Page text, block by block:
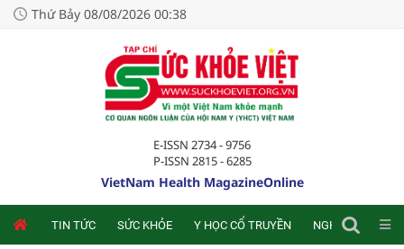
Thứ Bảy 08/08/2026 00:38
E-ISSN 2734 - 9756
P-ISSN 2815 - 6285
VietNam Health MagazineOnline
TIN TỨC SỨC KHỎE Y HỌC CỔ TRUYỀN NGHIÊN CỨU